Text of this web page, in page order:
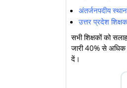
अंतर्जनपदीय
उत्तर प्रदेश
सभी शिक्षकों को
जारी 40% से अधिक
दें।